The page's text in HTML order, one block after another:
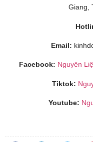
Giang,
Email:
Facebook: Nguyên
Tiktok:
Youtube: